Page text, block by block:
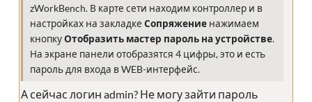
zWorkBench. В карте сети находим контроллер и в
настройках на закладке Сопряжение нажимаем
кнопкуОтобразить мастер пароль на устройстве.
На экране панели отобразятся 4 цифры, это и есть
пароль для входа в WEB-интерфейс.
А сейчас логин admin? Не могу зайти пароль